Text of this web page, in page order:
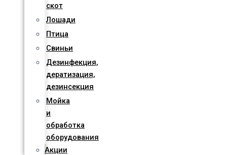
скот
Лошади
Птица
Свиньи
Дезинфекция,
дератизация,
дезинсекция
Мойка
и
обработка
оборудования
Акции